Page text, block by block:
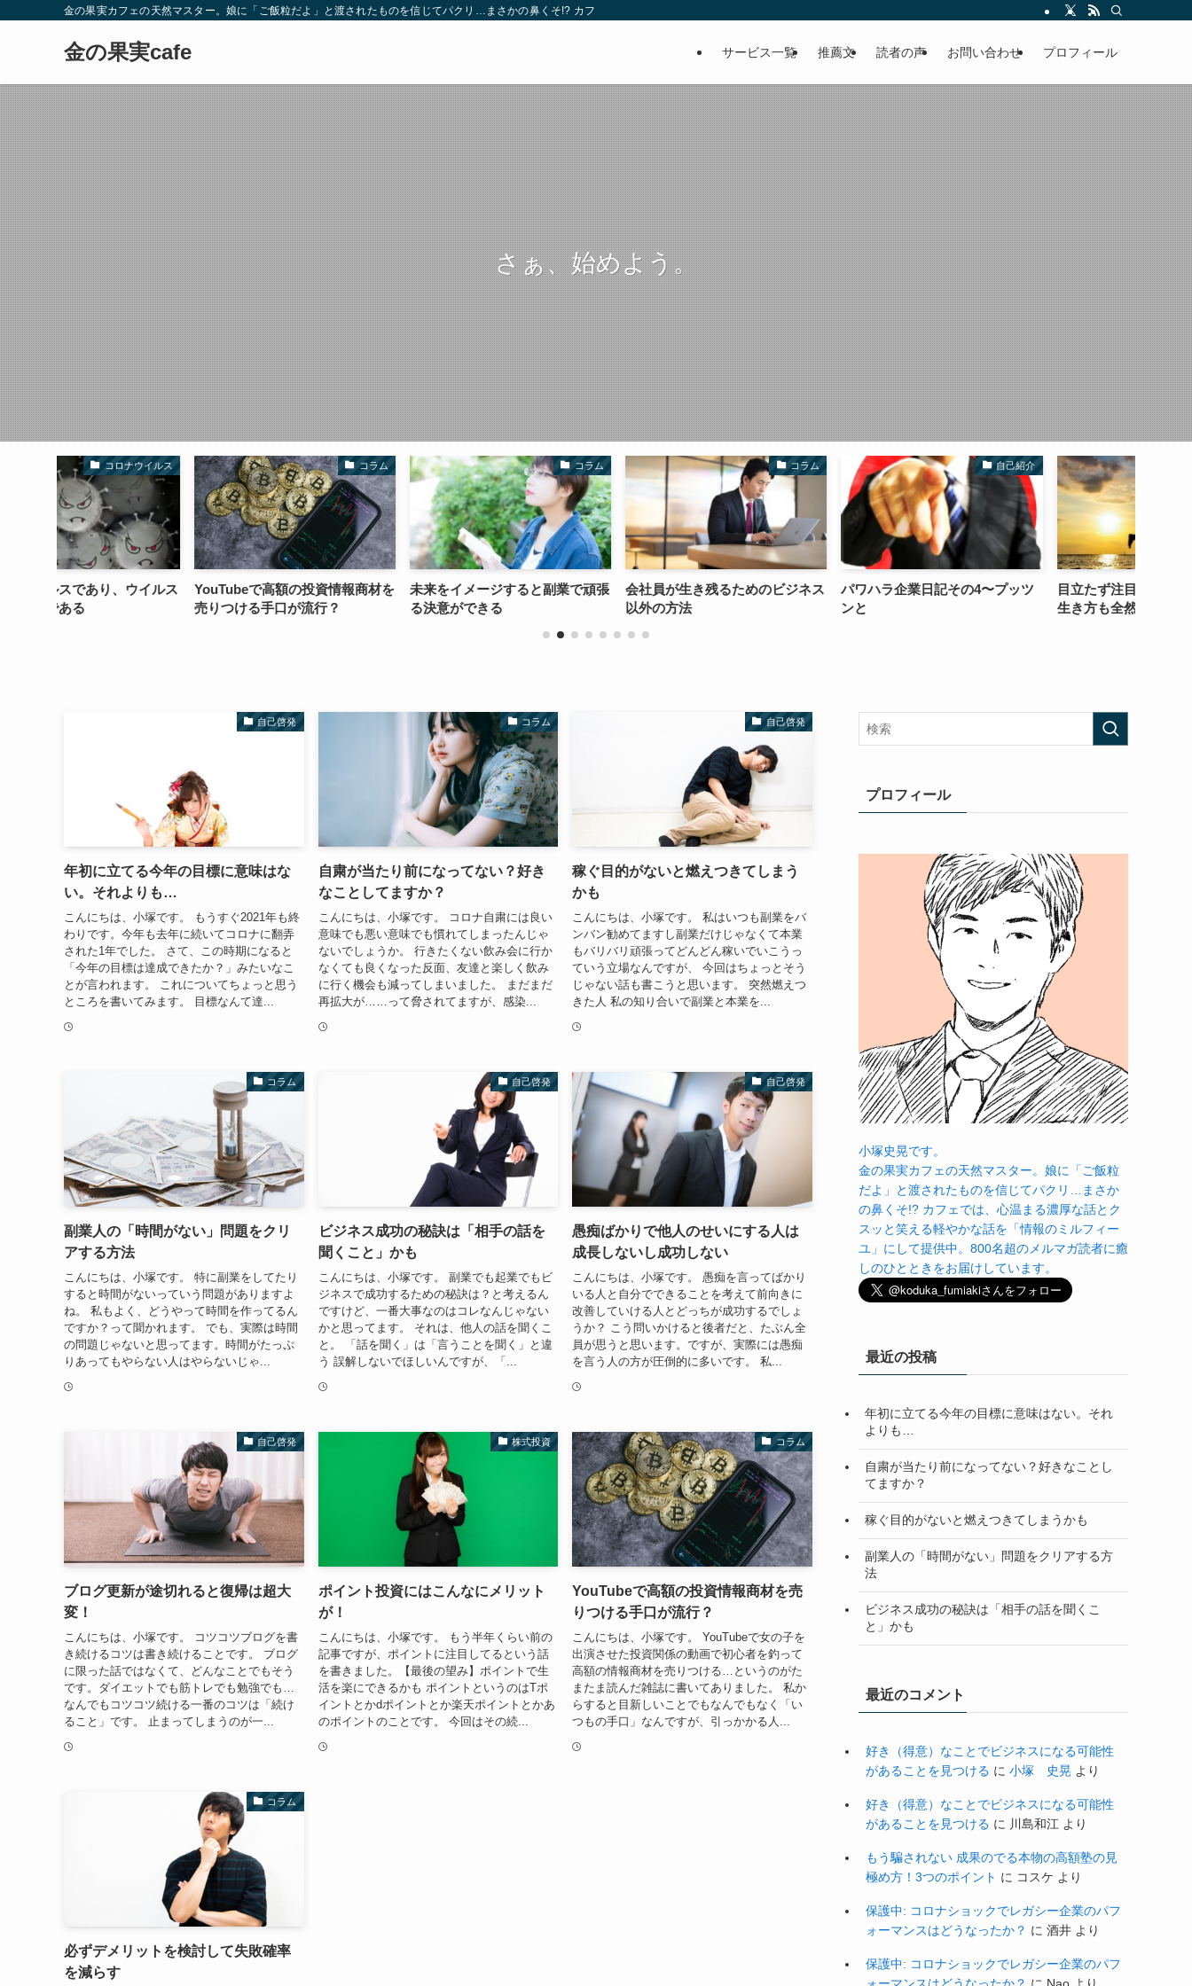
金の果実カフェの天然マスター。娘に「ご飯粒だよ」と渡されたものを信じてパクリ…まさかの鼻くそ!? カフェでは、心温まる濃厚な話とクスッと笑える軽やかな話を「情報のミルフィーユ」にして提供中。800名超のメルマガ読
金の果実cafe サービス一覧 推薦文 読者の声 お問い合わせ プロフィール
さぁ、始めよう。
コラム
YouTubeで高額の投資情報商材を
売りつける手口が流行？
コラム
未来をイメージすると副業で頑張
る決意ができる
コラム
会社員が生き残るためのビジネス
以外の方法
自己紹介
パワハラ企業日記その4〜プッツ
自己啓発
目立たず注目されず期待に応える
自己啓発
年初に立てる今年の目標に意味はな
い。それよりも…
こんにちは、小塚です。 もうすぐ2021年も終
わりです。今年も去年に続いてコロナに翻弄
された1年でした。 さて、この時期になると
「今年の目標は達成できたか？」みたいなこ
とが言われます。 これについてちょっと思う
ところを書いてみます。 目標なんて達...
コラム
自粛が当たり前になってない？好き
なことしてますか？
こんにちは、小塚です。 コロナ自粛には良い
意味でも悪い意味でも慣れてしまったんじゃ
ないでしょうか。 行きたくない飲み会に行か
なくても良くなった反面、友達と楽しく飲み
に行く機会も減ってしまいました。 まだまだ
再拡大が……って脅されてますが、感染...
自己啓発
稼ぐ目的がないと燃えつきてしまう
かも
こんにちは、小塚です。 私はいつも副業をバ
ンバン勧めてますし副業だけじゃなくて本業
もバリバリ頑張ってどんどん稼いでいこうっ
ていう立場なんですが、 今回はちょっとそう
じゃない話も書こうと思います。 突然燃えつ
きた人 私の知り合いで副業と本業を...
コラム
副業人の「時間がない」問題をクリ
アする方法
こんにちは、小塚です。 特に副業をしてたり
すると時間がないっていう問題がありますよ
ね。 私もよく、どうやって時間を作ってるん
ですか？って聞かれます。 でも、実際は時間
の問題じゃないと思ってます。時間がたっぷ
りあってもやらない人はやらないじゃ...
自己啓発
ビジネス成功の秘訣は「相手の話を
聞くこと」かも
こんにちは、小塚です。 副業でも起業でもビ
ジネスで成功するための秘訣は？と考えるん
ですけど、一番大事なのはコレなんじゃない
かと思ってます。 それは、他人の話を聞くこ
と。 「話を聞く」は「言うことを聞く」と違
う 誤解しないでほしいんですが、「...
自己啓発
愚痴ばかりで他人のせいにする人は
成長しないし成功しない
こんにちは、小塚です。 愚痴を言ってばかり
いる人と自分でできることを考えて前向きに
改善していける人とどっちが成功するでしょ
うか？ こう問いかけると後者だと、たぶん全
員が思うと思います。ですが、実際には愚痴
を言う人の方が圧倒的に多いです。 私...
自己啓発
ブログ更新が途切れると復帰は超大
変！
こんにちは、小塚です。 コツコツブログを書
き続けるコツは書き続けることです。 ブログ
に限った話ではなくて、どんなことでもそう
です。ダイエットでも筋トレでも勉強でも…
なんでもコツコツ続ける一番のコツは「続け
ること」です。 止まってしまうのが一...
株式投資
ポイント投資にはこんなにメリット
が！
こんにちは、小塚です。 もう半年くらい前の
記事ですが、ポイントに注目してるという話
を書きました。【最後の望み】ポイントで生
活を楽にできるかも ポイントというのはTポ
イントとかdポイントとか楽天ポイントとかあ
のポイントのことです。 今回はその続...
コラム
YouTubeで高額の投資情報商材を売
りつける手口が流行？
こんにちは、小塚です。 YouTubeで女の子を
出演させた投資関係の動画で初心者を釣って
高額の情報商材を売りつける…というのがた
またま読んだ雑誌に書いてありました。 私か
らすると目新しいことでもなんでもなく「い
つもの手口」なんですが、引っかかる人...
コラム
必ずデメリットを検討して失敗確率
を減らす
プロフィール
小塚史晃です。
金の果実カフェの天然マスター。娘に「ご飯粒
だよ」と渡されたものを信じてパクリ…まさか
の鼻くそ!? カフェでは、心温まる濃厚な話とク
スッと笑える軽やかな話を「情報のミルフィー
ユ」にして提供中。800名超のメルマガ読者に癒
しのひとときをお届けしています。
最近の投稿
年初に立てる今年の目標に意味はない。それ
よりも…
自粛が当たり前になってない？好きなことし
てますか？
稼ぐ目的がないと燃えつきてしまうかも
副業人の「時間がない」問題をクリアする方
法
ビジネス成功の秘訣は「相手の話を聞くこ
と」かも
最近のコメント
好き（得意）なことでビジネスになる可能性
があることを見つける に 小塚 史晃 より
好き（得意）なことでビジネスになる可能性
があることを見つける に 川島和江 より
もう騙されない 成果のでる本物の高額塾の見
極め方！3つのポイント に コスケ より
保護中: コロナショックでレガシー企業のパフ
ォーマンスはどうなったか？ に 酒井 より
保護中: コロナショックでレガシー企業のパフ
ォーマンスはどうなったか？ に Nao より